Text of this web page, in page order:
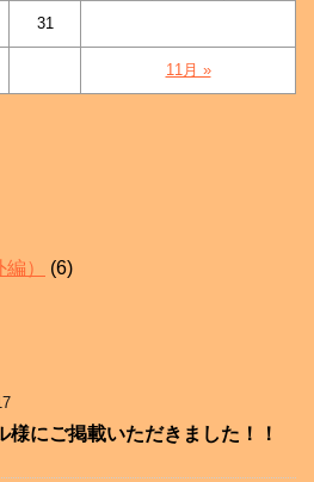
11月 »
31
）
(6)
様にご掲載いただきました！！